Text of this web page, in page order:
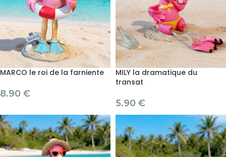
MARCO le roi de la farniente
8.90 €
MILY la dramatique du
transat
5.90 €